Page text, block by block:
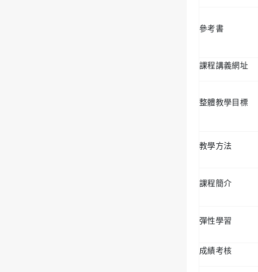
參考書
課程講義網址
整體教學目標
教學方法
課程簡介
彈性學習
成績考核